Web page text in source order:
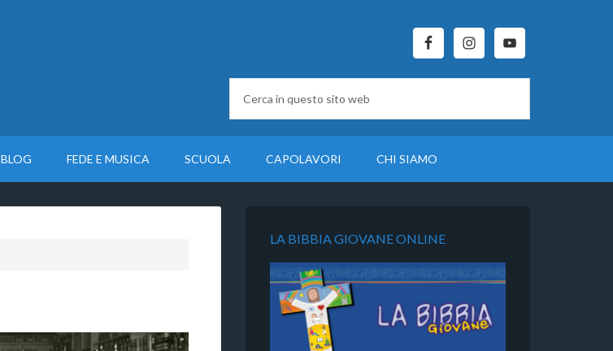
BLOG FEDE E MUSICA SCUOLA CAPOLAVORI CHI SIAMO
LA BIBBIA GIOVANE ONLINE